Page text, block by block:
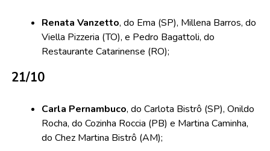
Renata Vanzetto, do Ema (SP), Millena Barros, do
Viella Pizzeria (TO), e Pedro Bagattoli, do
Restaurante Catarinense (RO);
21/10
Carla Pernambuco, do Carlota Bistrô (SP), Onildo
Rocha, do Cozinha Roccia (PB) e Martina Caminha,
do Chez Martina Bistrô (AM);